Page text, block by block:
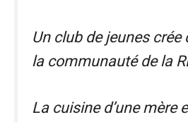
Un club de jeunes crée
la communauté de la
La cuisine d’une mère